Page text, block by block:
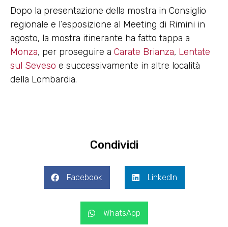
Dopo la presentazione della mostra in Consiglio
regionale e l’esposizione al Meeting di Rimini in
agosto, la mostra itinerante ha fatto tappa a
Monza, per proseguire a Carate Brianza, Lentate
sul Seveso e successivamente in altre località
della Lombardia.
Condividi
Facebook LinkedIn
WhatsApp